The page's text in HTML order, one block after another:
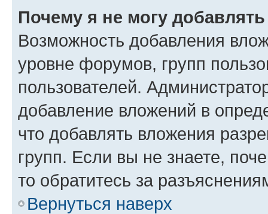
Почему я не могу
Возможность добавления
уровне форумов, групп
пользователей.
добавление вложений в
что добавлять вложения
групп. Если вы не знаете,
то обратитесь за
Вернуться наверх